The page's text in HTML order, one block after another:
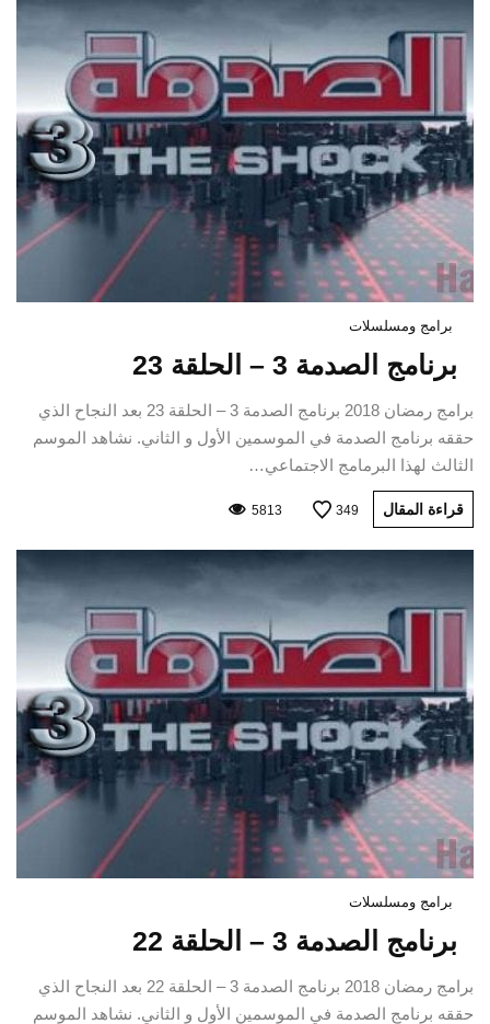
برامج ومسلسلات
برنامج الصدمة 3 – الحلقة 23
برامج رمضان 2018 برنامج الصدمة 3 – الحلقة 23 بعد النجاح الذي
حققه برنامج الصدمة في الموسمين الأول و الثاني. نشاهد الموسم
الثالث لهذا البرمامج الاجتماعي…
قراءة المقال 349
5813
برامج ومسلسلات
برنامج الصدمة 3 – الحلقة 22
برامج رمضان 2018 برنامج الصدمة 3 – الحلقة 22 بعد النجاح الذي
حققه برنامج الصدمة في الموسمين الأول و الثاني. نشاهد الموسم